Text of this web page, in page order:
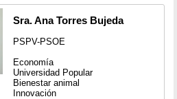
Sra. Ana Torres Bujeda
PSPV-PSOE
Economía
Universidad Popular
Bienestar animal
Innovación